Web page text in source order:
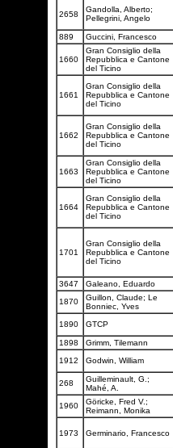
2658
Gandolla, Alberto;
Pellegrini, Angelo
889 Guccini, Francesco
1660
Gran Consiglio della
Repubblica e Cantone
del Ticino
1661
Gran Consiglio della
Repubblica e Cantone
del Ticino
1662
Gran Consiglio della
Repubblica e Cantone
del Ticino
1663
Gran Consiglio della
Repubblica e Cantone
del Ticino
1664
Gran Consiglio della
Repubblica e Cantone
del Ticino
1701
Gran Consiglio della
Repubblica e Cantone
del Ticino
3647
Galeano, Eduardo
1870
Guillon, Claude; Le
Bonniec, Yves
1890 GTCP
1898 Grimm, Tilemann
1912
Godwin, William
268
Guilleminault, G.;
Mahé, A.
1960
Göricke, Fred V.;
Reimann, Monika
1973 Germinario, Francesco